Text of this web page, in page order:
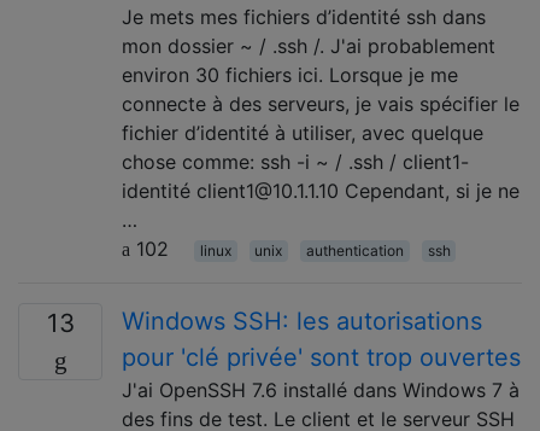
Je mets mes fichiers d’identité ssh dans
mon dossier ~ / .ssh /. J'ai probablement
environ 30 fichiers ici. Lorsque je me
connecte à des serveurs, je vais spécifier le
fichier d’identité à utiliser, avec quelque
chose comme: ssh -i ~ / .ssh / client1-
identité client1@10.1.1.10 Cependant, si je ne
…
102
linux unix authentication ssh
13
Windows SSH: les autorisations
pour 'clé privée' sont trop ouvertes
J'ai OpenSSH 7.6 installé dans Windows 7 à
des fins de test. Le client et le serveur SSH